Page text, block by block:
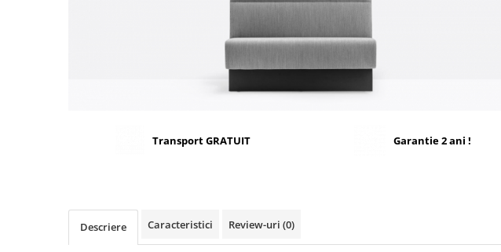
Transport GRATUIT Garantie 2 ani !
Descriere Caracteristici Review-uri (0)